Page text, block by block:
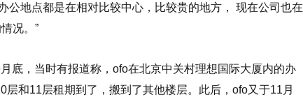
公地点都是在相对比较中心，比较贵的地方， 现在公司也在
况。”
底，当时有报道称，ofo在北京中关村理想国际大厦内的办
和11层租期到了，搬到了其他楼层。此后，ofo又于11月